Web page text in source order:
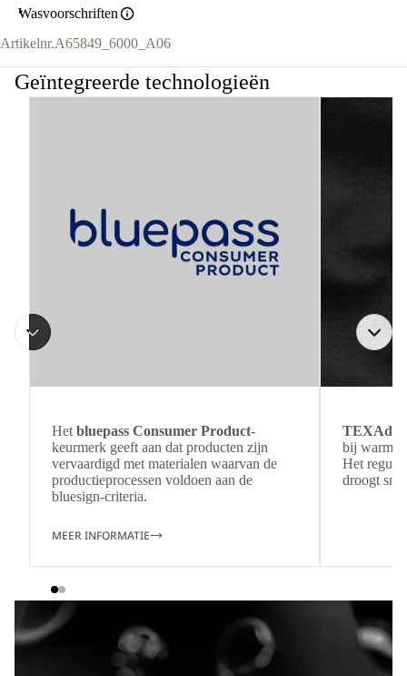
Wasvoorschriften
Artikelnr.A65849_6000_A06
Geïntegreerde technologieën
Het bluepass Consumer Product-
keurmerk geeft aan dat producten zijn
vervaardigd met materialen waarvan de
productieprocessen voldoen aan de
bluesign-criteria.
MEER INFORMATIE
TEXAdri
bij warmer
Het
droogt